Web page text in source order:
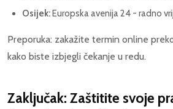
Osijek:Europska avenija 24 - radno
Preporuka: zakažite termin online
kako biste izbjegli čekanje u redu.
Zaključak: Zaštitite svoje